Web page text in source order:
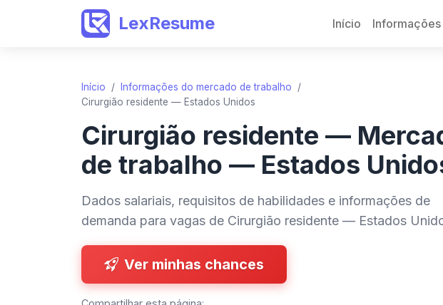
LexResume Início
Início / Informações do mercado de trabalho
/
Cirurgião residente — Estados Unidos
Cirurgião residente —
de trabalho — Estados
Dados salariais, requisitos de habilidades e informações de
demanda para vagas de Cirurgião residente — Estados
Ver minhas chances